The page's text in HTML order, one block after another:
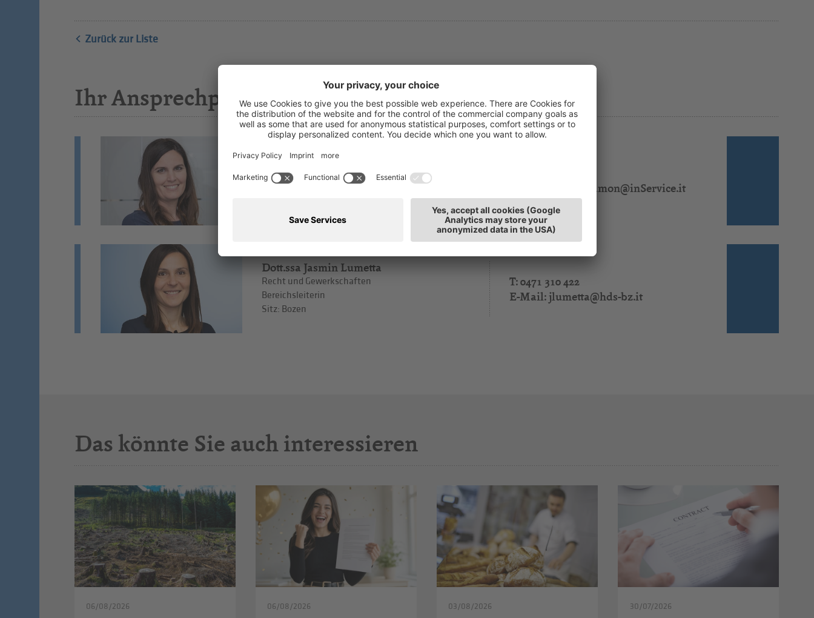
Zurück zur Liste
Ihr Ansprechpartner
Lydia Salamon
Lohnbuchhaltung und Arbeitsrecht
Arbeitsrechtberaterin und Bereichsleiterin
lydia.salamon@inService.it
Dott.ssa Jasmin Lumetta
Recht und Gewerkschaften
Bereichsleiterin
Sitz: Bozen
T: 0471 310 422
E-Mail:jlumetta@hds-bz.it
Das könnte Sie auch interessieren
06/08/2026 06/08/2026 03/08/2026 30/07/2026